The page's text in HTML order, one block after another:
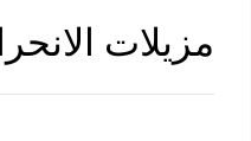
الانحراف